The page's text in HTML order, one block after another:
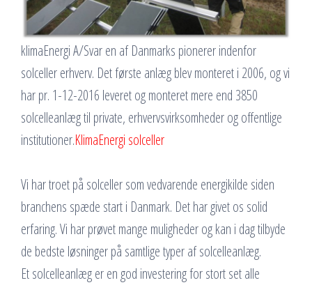
klimaEnergi A/Svar en af Danmarks pionerer indenfor
solceller erhverv. Det første anlæg blev monteret i 2006, og vi
har pr. 1-12-2016 leveret og monteret mere end 3850
solcelleanlæg til private, erhvervsvirksomheder og offentlige
institutioner.KlimaEnergi solceller
Vi har troet på solceller som vedvarende energikilde siden
branchens spæde start i Danmark. Det har givet os solid
erfaring. Vi har prøvet mange muligheder og kan i dag tilbyde
de bedste løsninger på samtlige typer af solcelleanlæg.
Et solcelleanlæg er en god investering for stort set alle